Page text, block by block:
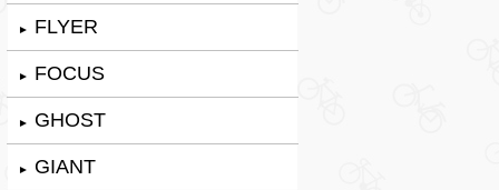
► FLYER
► FOCUS
► GHOST
► GIANT